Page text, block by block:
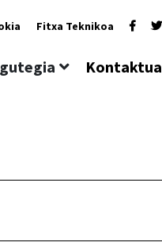
Fitxa Teknikoa
Kontaktua